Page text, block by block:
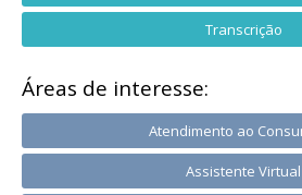
Transcrição
Áreas de interesse:
Atendimento ao
Assistente Virtual